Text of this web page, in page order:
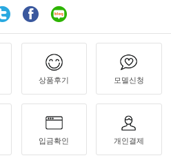
상품후기 모델신청
입금확인 개인결제